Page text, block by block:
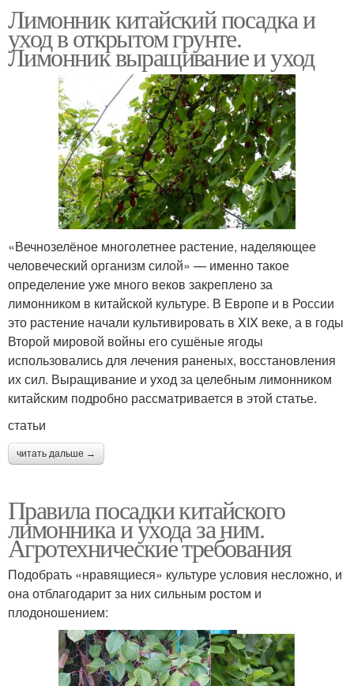
Лимонник китайский посадка и
уход в открытом грунте.
Лимонник выращивание и уход
«Вечнозелёное многолетнее растение, наделяющее
человеческий организм силой» — именно такое
определение уже много веков закреплено за
лимонником в китайской культуре. В Европе и в России
это растение начали культивировать в XIX веке, а в годы
Второй мировой войны его сушёные ягоды
использовались для лечения раненых, восстановления
их сил. Выращивание и уход за целебным лимонником
китайским подробно рассматривается в этой статье.
статьи
читать дальше →
Правила посадки китайского
лимонника и ухода за ним.
Агротехнические требования
Подобрать «нравящиеся» культуре условия несложно, и
она отблагодарит за них сильным ростом и
плодоношением: